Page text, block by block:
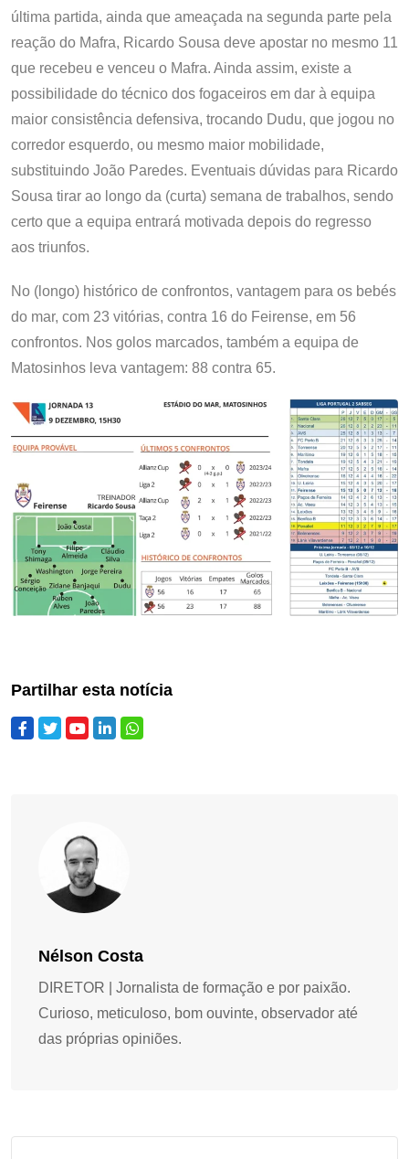
última partida, ainda que ameaçada na segunda parte pela
reação do Mafra, Ricardo Sousa deve apostar no mesmo 11
que recebeu e venceu o Mafra. Ainda assim, existe a
possibilidade do técnico dos fogaceiros em dar à equipa
maior consistência defensiva, trocando Dudu, que jogou no
corredor esquerdo, ou mesmo maior mobilidade,
substituindo João Paredes. Eventuais dúvidas para Ricardo
Sousa tirar ao longo da (curta) semana de trabalhos, sendo
certo que a equipa entrará motivada depois do regresso
aos triunfos.
No (longo) histórico de confrontos, vantagem para os bebés
do mar, com 23 vitórias, contra 16 do Feirense, em 56
confrontos. Nos golos marcados, também a equipa de
Matosinhos leva vantagem: 88 contra 65.
Partilhar esta notícia
Nélson Costa
DIRETOR | Jornalista de formação e por paixão.
Curioso, meticuloso, bom ouvinte, observador até
das próprias opiniões.